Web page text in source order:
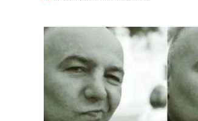
FILMŲ
FESTIVALIS
SAVO
ŽIŪROVĄ